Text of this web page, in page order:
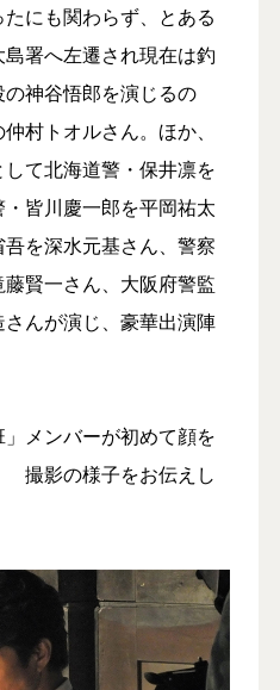
にも関わらず、とある
署へ左遷され現在は釣
神谷悟郎を演じるの
村トオルさん。ほか、
して北海道警・保井凛を
皆川慶一郎を平岡祐太
を深水元基さん、警察
賢一さん、大阪府警監
んが演じ、豪華出演陣
メンバーが初めて顔を
撮影の様子をお伝えし